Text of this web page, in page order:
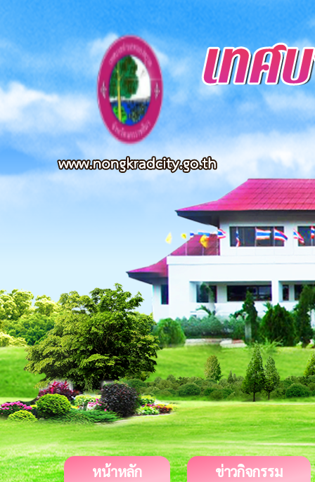
หน้าหลัก ข่าวกิจกรรม